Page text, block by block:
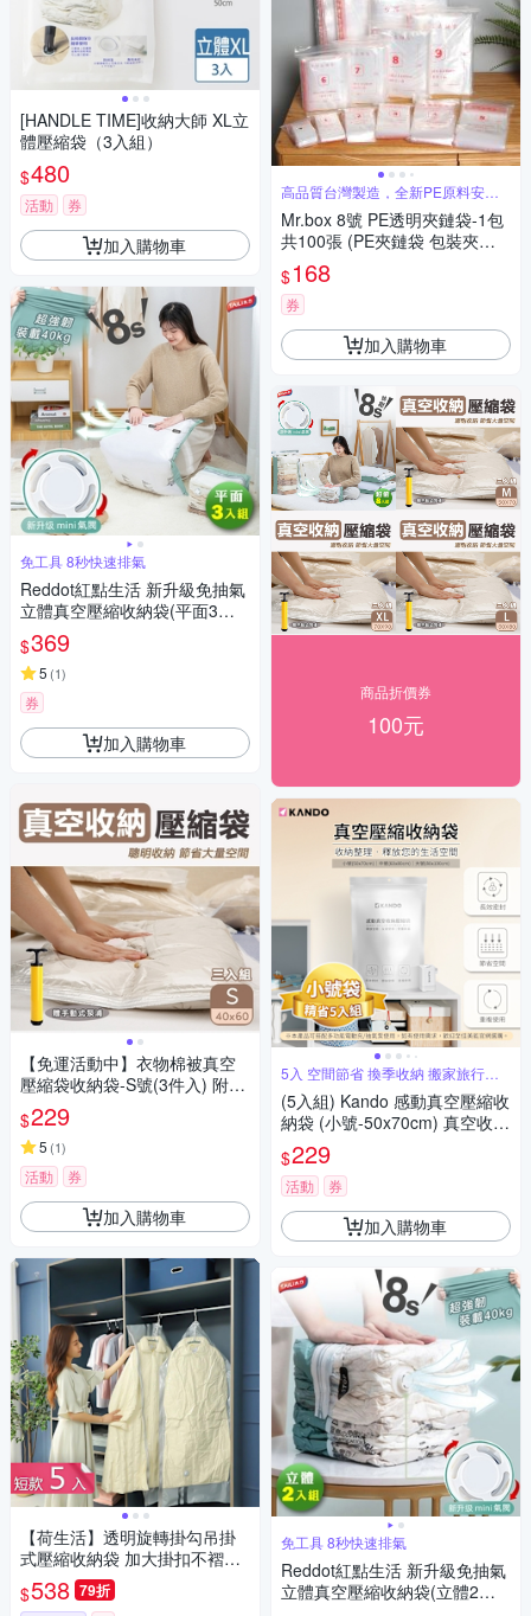
[HANDLE TIME]收納大師 XL立
體壓縮袋（3入組）
$480
活動 券
加入購物車
免工具 8秒快速排氣
Reddot紅點生活 新升級免抽氣
立體真空壓縮收納袋(平面3入
組)
$369
5 (1)
券
加入購物車
【免運活動中】衣物棉被真空
壓縮袋收納袋-S號(3件入) 附手
動式泵浦
$229
5 (1)
活動 券
加入購物車
【荷生活】透明旋轉掛勾吊掛
式壓縮收納袋 加大掛扣不褶皺
真空收納袋-短款5入組
$538 79折
高品質台灣製造，全新PE原料安全
無異味
Mr.box 8號 PE透明夾鏈袋-1包
共100張 (PE夾鏈袋 包裝夾鏈
袋 食物夾鏈袋 分裝袋 密封袋
收納袋 飾品袋)
$168
券
加入購物車
商品折價券
100元
5入 空間節省 換季收納 搬家旅行收
納
(5入組) Kando 感動真空壓縮收
納袋 (小號-50x70cm) 真空收納
袋 壓縮收納袋 長效密封收納袋
省空間收納神器換季衣物壓縮
收納推薦
$229
活動 券
加入購物車
免工具 8秒快速排氣
Reddot紅點生活 新升級免抽氣
立體真空壓縮收納袋(立體2入